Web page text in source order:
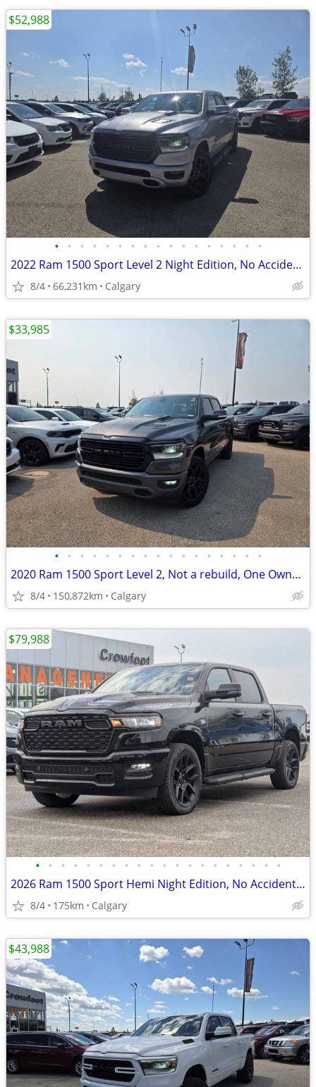
• • • • • • • • • • • • • • • • •
2022 Ram 1500 Sport Level 2 Night Edition, No Accidents, Low KM #11165
8/4 66,231km Calgary
$52,988
• • • • • • • • • • • • • • • • •
2020 Ram 1500 Sport Level 2, Not a rebuild, One Owner, Local #260609A
8/4 150,872km Calgary
$33,985
• • • • • • • • • • • • • • • • • • • •
2026 Ram 1500 Sport Hemi Night Edition, No Accidents, No Owner, #11143
8/4 175km Calgary
$79,988
$43,988